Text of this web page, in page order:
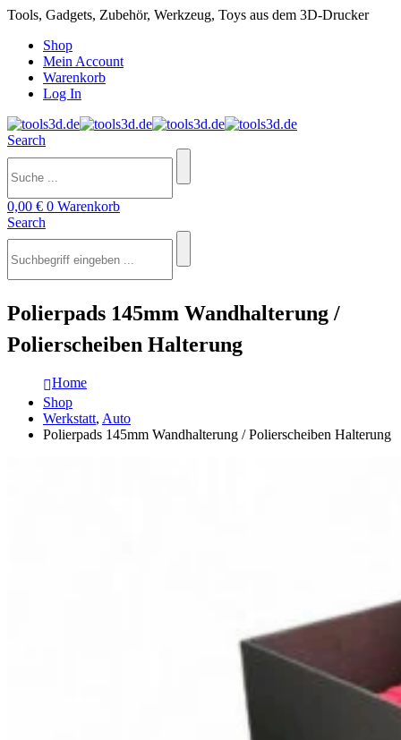
Tools, Gadgets, Zubehör, Werkzeug, Toys aus dem 3D-Drucker
Shop
Mein Account
Warenkorb
Log In
Search
0,00 € 0 Warenkorb
Search
Polierpads 145mm Wandhalterung /
Polierscheiben Halterung
Home
Shop
Werkstatt, Auto
Polierpads 145mm Wandhalterung / Polierscheiben Halterung